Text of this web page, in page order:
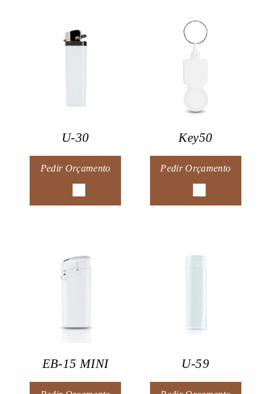
U-30
Pedir Orçamento
Key50
Pedir Orçamento
EB-15 MINI U-59